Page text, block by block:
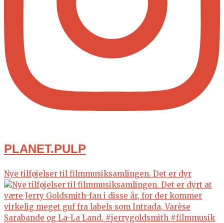
PLANET.PULP
Nye tilføjelser til filmmusiksamlingen. Det er dyr